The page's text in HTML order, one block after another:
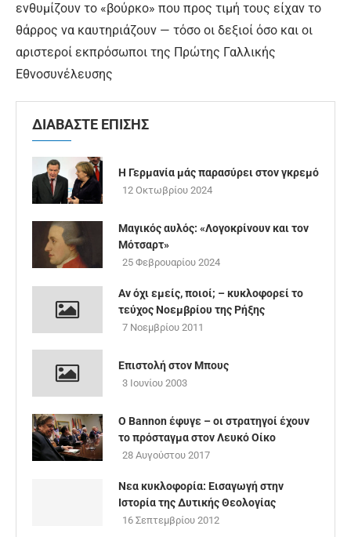
ενθυμίζουν το «βούρκο» που προς τιμή τους είχαν το
θάρρος να καυτηριάζουν — τόσο οι δεξιοί όσο και οι
αριστεροί εκπρόσωποι της Πρώτης Γαλλικής
Εθνοσυνέλευσης
ΔΙΑΒΑΣΤΕ ΕΠΙΣΗΣ
Η Γερμανία μάς παρασύρει στον γκρεμό
12 Οκτωβρίου 2024
Μαγικός αυλός: «Λογοκρίνουν και τον
Μότσαρτ»
25 Φεβρουαρίου 2024
Αν όχι εμείς, ποιοί; – κυκλοφορεί το
τεύχος Νοεμβρίου της Ρήξης
7 Νοεμβρίου 2011
Επιστολή στον Μπους
3 Ιουνίου 2003
Ο Bannon έφυγε – οι στρατηγοί έχουν
το πρόσταγμα στον Λευκό Οίκο
28 Αυγούστου 2017
Νεα κυκλοφορία: Εισαγωγή στην
Ιστορία της Δυτικής Θεολογίας
16 Σεπτεμβρίου 2012